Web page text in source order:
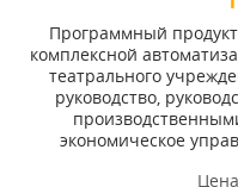
Программный
комплексной
театрального
руководство,
экономическое